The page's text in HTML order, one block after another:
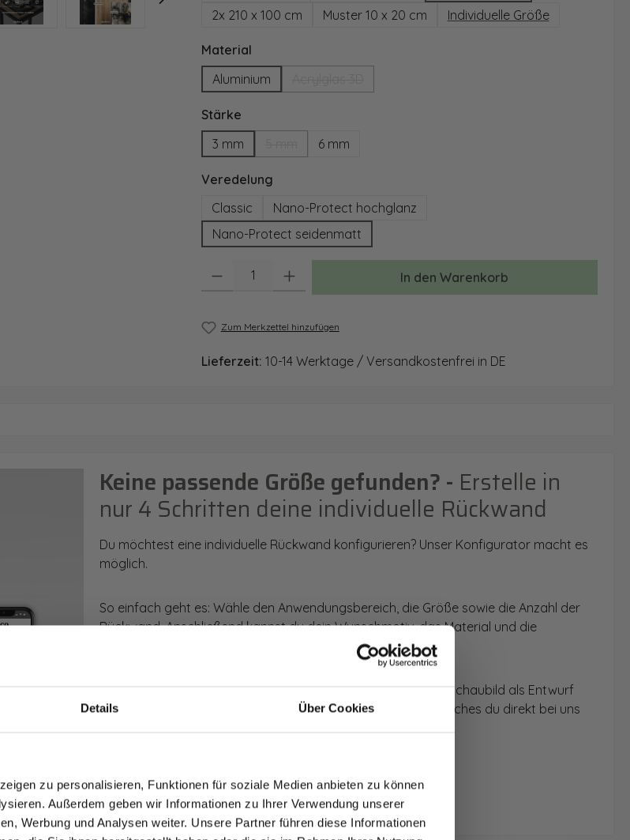
Details Über Cookies
zu personalisieren, Funktionen für soziale Medien anbieten zu können
Außerdem geben wir Informationen zu Ihrer Verwendung unserer
Werbung und Analysen weiter. Unsere Partner führen diese Informationen
2x 210 x 100 cm
Muster 10 x 20 cm Individuelle Größe
Materialauswählen
Aluminium
Stärkeauswählen
3 mm
(Diese Option ist zurzeit nicht verfügbar.)
6 mm
Veredelungauswählen
Classic
Nano-Protect hochglanz
Nano-Protect seidenmatt
Produkt Anzahl: Gib den gewünschten Wert ein oder benutze die Schaltflächen
In den Warenkorb
Zum Merkzettel hinzufügen
Lieferzeit: 10-14 Werktage / Versandkostenfrei in DE
Keine passende Größe gefunden? - Erstelle in
nur 4 Schritten deine individuelle Rückwand
Du möchtest eine individuelle Rückwand konfigurieren? Unser Konfigurator macht es
möglich.
So einfach geht es: Wähle den Anwendungsbereich, die Größe sowie die Anzahl der
Rückwand. Anschließend kannst du dein Wunschmotiv, das Material und die
Mithilfe unseres Konfigurators werden dir die Rückwände im Schaubild als Entwurf
dargestellt. Parallel erhältst du dein individuelles Angebot, welches du direkt bei uns
bestellen kannst.
Zum Konfigurator
Jetzt zum Newsletter anmelden.